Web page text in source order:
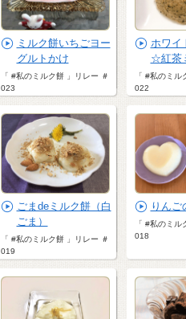
ミルク餅いちごヨー
グルトかけ
「 #私のミルク餅 」リレー ＃
023
ホワイ
☆紅茶
「 #私のミ
022
ごまdeミルク餅（白
ごま）
「 #私のミルク餅 」リレー ＃
019
りんご
「 #私のミ
018